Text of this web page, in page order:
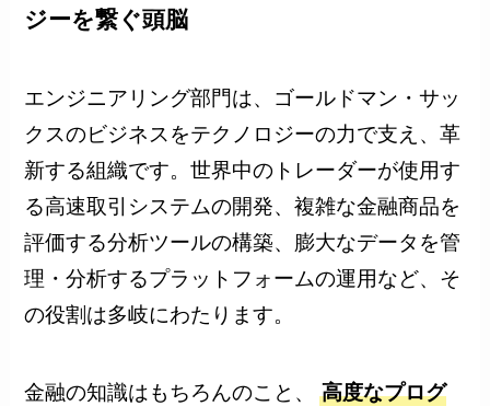
ジーを繋ぐ頭脳
エンジニアリング部門は、ゴールドマン・サッ
クスのビジネスをテクノロジーの力で支え、革
新する組織です。世界中のトレーダーが使用す
る高速取引システムの開発、複雑な金融商品を
評価する分析ツールの構築、膨大なデータを管
理・分析するプラットフォームの運用など、そ
の役割は多岐にわたります。
金融の知識はもちろんのこと、
高度なプログ